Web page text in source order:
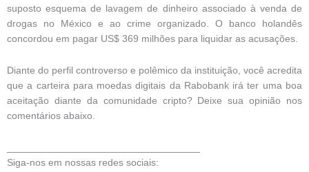
suposto esquema de lavagem de dinheiro associado à venda de
drogas no México e ao crime organizado. O banco holandês
concordou em pagar US$ 369 milhões para liquidar as acusações.
Diante do perfil controverso e polêmico da instituição, você acredita
que a carteira para moedas digitais da Rabobank irá ter uma boa
aceitação diante da comunidade cripto? Deixe sua opinião nos
comentários abaixo.
Siga-nos em nossas redes sociais: